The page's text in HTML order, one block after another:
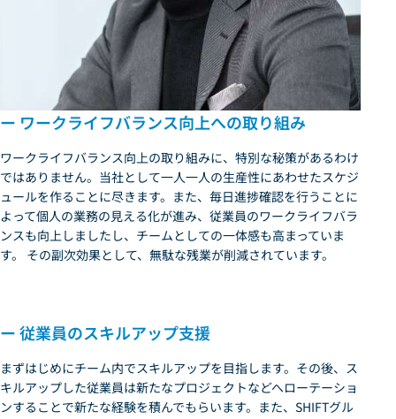
ー ワークライフバランス向上への取り組み
ワークライフバランス向上の取り組みに、特別な秘策があるわけ
ではありません。当社として一人一人の生産性にあわせたスケジ
ュールを作ることに尽きます。また、毎日進捗確認を行うことに
よって個人の業務の見える化が進み、従業員のワークライフバラ
ンスも向上しましたし、チームとしての一体感も高まっていま
す。 その副次効果として、無駄な残業が削減されています。
ー 従業員のスキルアップ支援
まずはじめにチーム内でスキルアップを目指します。その後、ス
キルアップした従業員は新たなプロジェクトなどへローテーショ
ンすることで新たな経験を積んでもらいます。また、SHIFTグル